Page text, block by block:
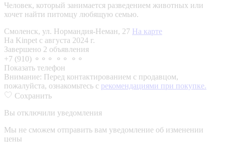
Человек, который занимается разведением животных или
хочет найти питомцу любящую семью.
Смоленск, ул. Нормандия-Неман, 27 На карте
На Kinpet c августа 2024 г.
Завершено 2 объявления
+7 (910) ⚬⚬⚬ ⚬⚬ ⚬⚬
Показать телефон
Внимание: Перед контактированием с продавцом,
пожалуйста, ознакомьтесь с рекомендациями при покупке.
Сохранить
Вы отключили уведомления
Мы не сможем отправить вам уведомление об изменении
цены